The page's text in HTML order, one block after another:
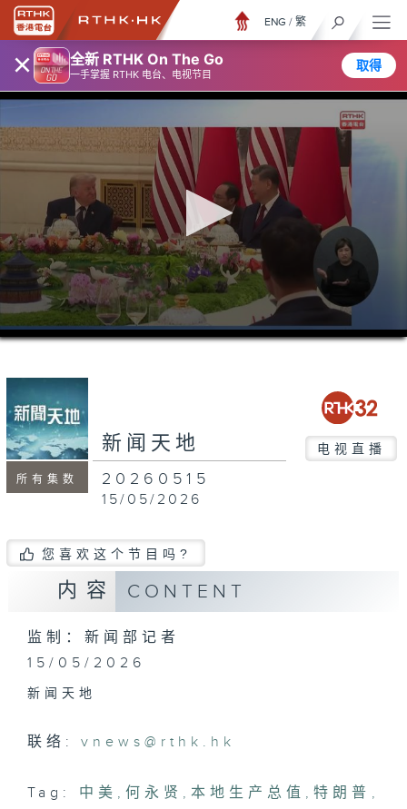
× 全新 RTHK On The Go
一手掌握 RTHK 电台、电视节目
取得
ENG / 繁
0
seconds
seconds
所有集数
新闻天地 电视直播
20260515
15/05/2026
您喜欢这个节目吗?
内容 CONTENT
监制：新闻部记者
15/05/2026
新闻天地
联络:vnews@rthk.hk
Tag: 中美 , 何永贤 , 本地生产总值 ,特朗普 ,